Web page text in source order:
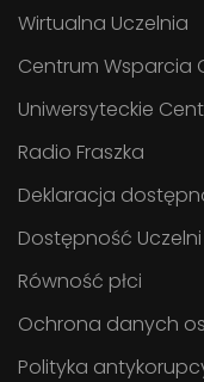
Wirtualna Uczelnia
Centrum Wsparcia
Uniwersyteckie
Radio Fraszka
Deklaracja
Dostępność Uczelni
Równość płci
Ochrona danych
Polityka